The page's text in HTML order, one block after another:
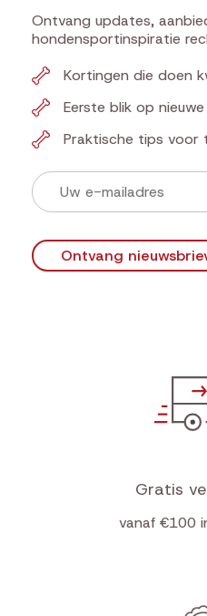
Ontvang updates,
hondensportinspiratie
Kortingen die doen
Eerste blik op
Praktische tips voor
Ontvang
Gratis
vanaf €100